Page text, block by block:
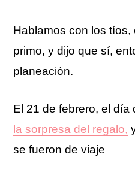
Hablamos con los tíos,
primo, y dijo que sí,
planeación.
El 21 de febrero, el día
la sorpresa del regalo,
se fueron de viaje